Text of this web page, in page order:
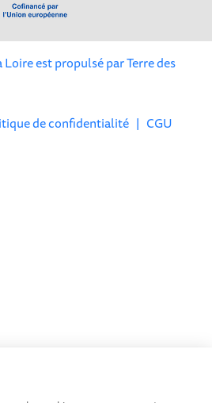
Loire est propulsé parTerre des
de confidentialité | CGU